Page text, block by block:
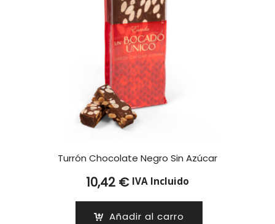
Turrón Chocolate Negro Sin Azúcar
10,42 € IVA Incluido
Añadir al carro